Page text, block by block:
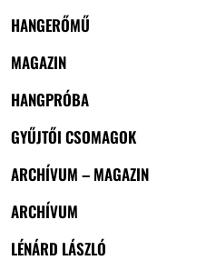
HANGERŐMŰ
MAGAZIN
HANGPRÓBA
GYŰJTŐI CSOMAGOK
ARCHÍVUM – MAGAZIN
ARCHÍVUM
LÉNÁRD LÁSZLÓ